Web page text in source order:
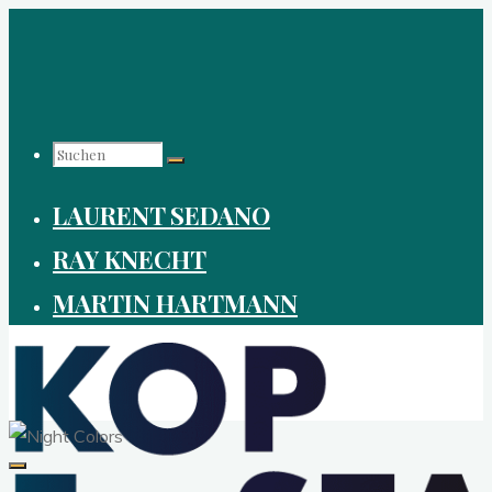
Suchen
nach:
LAURENT SEDANO
RAY KNECHT
MARTIN HARTMANN
KOPF-
STAND.ORG